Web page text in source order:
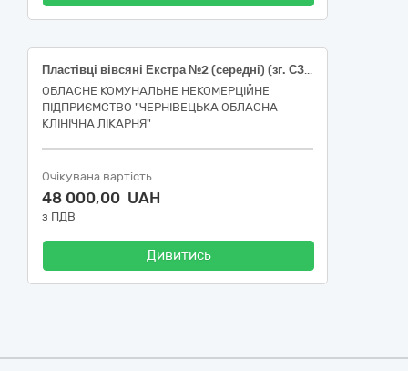
Пластівці вівсяні Екстра №2 (середні) (зг. СЗ 563 (вх. 410) зав. прод. складу Воронцова В.)
ОБЛАСНЕ КОМУНАЛЬНЕ НЕКОМЕРЦІЙНЕ
ПІДПРИЄМСТВО "ЧЕРНІВЕЦЬКА ОБЛАСНА
КЛІНІЧНА ЛІКАРНЯ"
Очікувана вартість
48 000,00 UAH
з ПДВ
Дивитись